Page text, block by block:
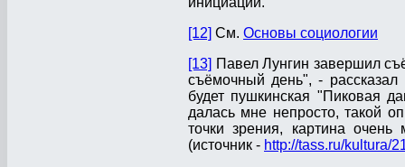
[12] См. Основы социологии
[13] Павел Лунгин завершил
съёмочный день", - рассказал
будет пушкинская "Пиковая
далась мне непросто, такой
точки зрения, картина
(источник - http://tass.ru/kultura/